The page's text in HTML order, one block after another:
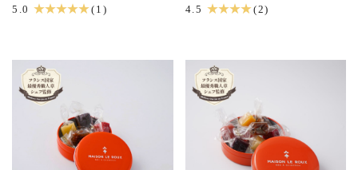
5.0 ★ ★ ★ ★ ★(1) 4.5 ★ ★ ★ ★(2)